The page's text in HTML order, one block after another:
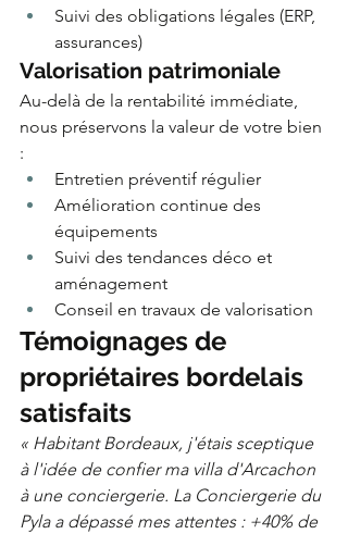
Suivi des obligations légales (ERP,
assurances)
Valorisation patrimoniale
Au-delà de la rentabilité immédiate,
nous préservons la valeur de votre bien
:
Entretien préventif régulier
Amélioration continue des
équipements
Suivi des tendances déco et
aménagement
Conseil en travaux de valorisation
Témoignages de
propriétaires bordelais
satisfaits
« Habitant Bordeaux, j'étais sceptique
à l'idée de confier ma villa d'Arcachon
à une conciergerie. La Conciergerie du
Pyla a dépassé mes attentes : +40% de